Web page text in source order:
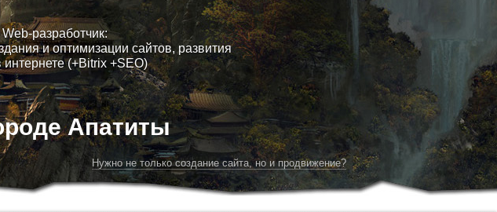
разработчик:
и оптимизации сайтов, развития
интернете (+Bitrix +SEO)
Апатиты
Нужно не только создание сайта, но и продвижение?